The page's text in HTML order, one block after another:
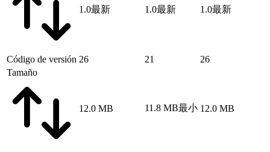
1.0最新 1.0最新 1.0最新
Código de versión 26 21
26
Tamaño
12.0 MB 11.8 MB最小 12.0 MB